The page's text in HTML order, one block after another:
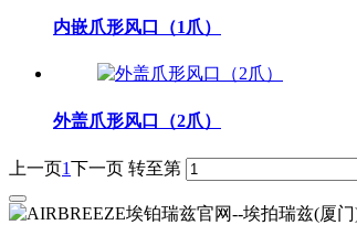
内嵌爪形风口（1爪）
外盖爪形风口（2爪）
上一页1下一页 转至第